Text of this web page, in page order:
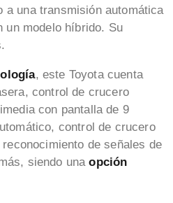
a una transmisión automática
un modelo híbrido. Su
, este Toyota cuenta
control de crucero
con pantalla de 9
control de crucero
de señales de
siendo unaopción